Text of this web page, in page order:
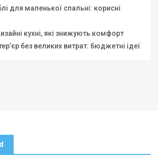
для маленької спальні: корисні
кухні, які знижують комфорт
без великих витрат: бюджетні ідеї